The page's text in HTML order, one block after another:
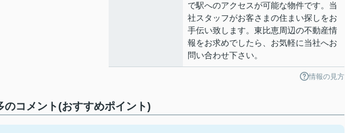
で駅へのアクセスが可能な物件です。当
社スタッフがお客さまの住まい探しをお
手伝い致します。東比恵周辺の不動産情
報をお求めでしたら、お気軽に当社へお
問い合わせ下さい。
情報の見方
コメント(おすすめポイント)